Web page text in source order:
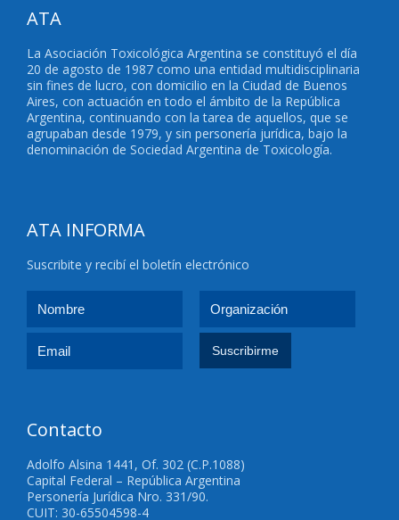
ATA
La Asociación Toxicológica Argentina se constituyó el día
20 de agosto de 1987 como una entidad multidisciplinaria
sin fines de lucro, con domicilio en la Ciudad de Buenos
Aires, con actuación en todo el ámbito de la República
Argentina, continuando con la tarea de aquellos, que se
agrupaban desde 1979, y sin personería jurídica, bajo la
denominación de Sociedad Argentina de Toxicología.
ATA INFORMA
Suscribite y recibí el boletín electrónico
Contacto
Adolfo Alsina 1441, Of. 302 (C.P.1088)
Capital Federal – República Argentina
Personería Jurídica Nro. 331/90.
CUIT: 30-65504598-4